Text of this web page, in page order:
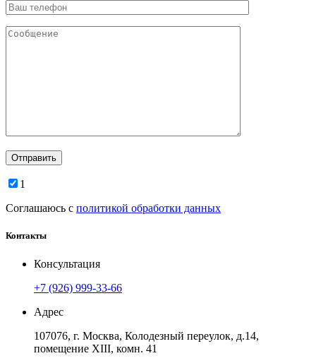
1
Соглашаюсь с политикой обработки данных
Контакты
Консультация
+7 (926) 999-33-66
Адрес
107076, г. Москва, Колодезный переулок, д.14,
помещение ХIII, комн. 41